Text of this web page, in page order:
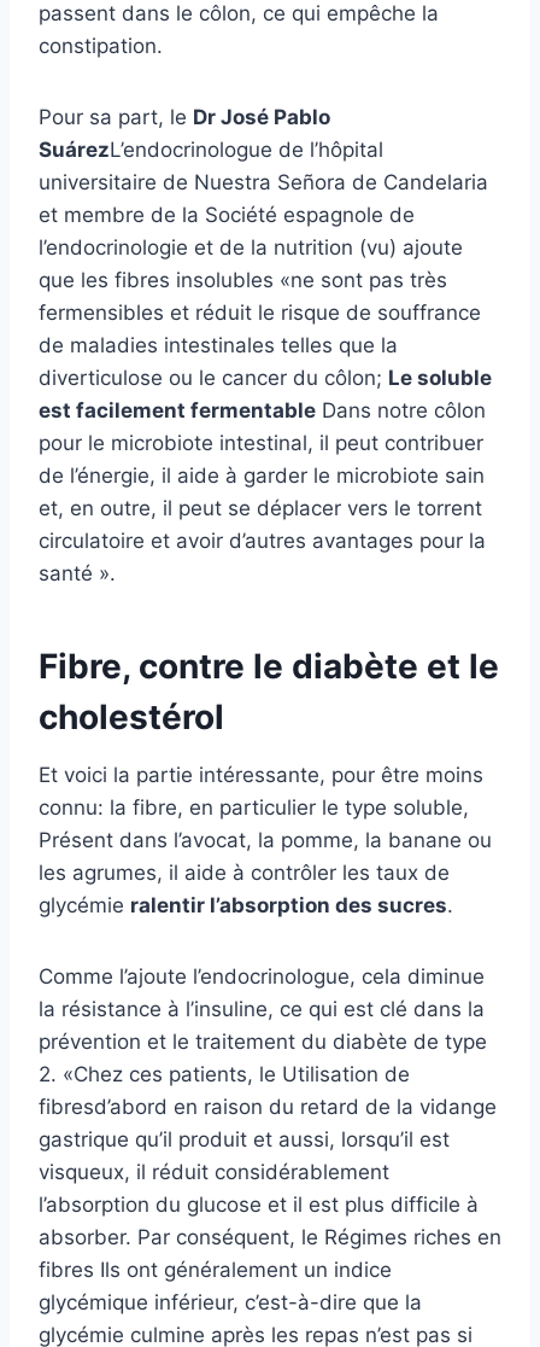
passent dans le côlon, ce qui empêche la
constipation.
Pour sa part, le Dr José Pablo
SuárezL’endocrinologue de l’hôpital
universitaire de Nuestra Señora de Candelaria
et membre de la Société espagnole de
l’endocrinologie et de la nutrition (vu) ajoute
que les fibres insolubles «ne sont pas très
fermensibles et réduit le risque de souffrance
de maladies intestinales telles que la
diverticulose ou le cancer du côlon; Le soluble
est facilement fermentable Dans notre côlon
pour le microbiote intestinal, il peut contribuer
de l’énergie, il aide à garder le microbiote sain
et, en outre, il peut se déplacer vers le torrent
circulatoire et avoir d’autres avantages pour la
santé ».
Fibre, contre le diabète et le
cholestérol
Et voici la partie intéressante, pour être moins
connu: la fibre, en particulier le type soluble,
Présent dans l’avocat, la pomme, la banane ou
les agrumes, il aide à contrôler les taux de
glycémie ralentir l’absorption des sucres.
Comme l’ajoute l’endocrinologue, cela diminue
la résistance à l’insuline, ce qui est clé dans la
prévention et le traitement du diabète de type
2. «Chez ces patients, le Utilisation de
fibresd’abord en raison du retard de la vidange
gastrique qu’il produit et aussi, lorsqu’il est
visqueux, il réduit considérablement
l’absorption du glucose et il est plus difficile à
absorber. Par conséquent, le Régimes riches en
fibres Ils ont généralement un indice
glycémique inférieur, c’est-à-dire que la
glycémie culmine après les repas n’est pas si